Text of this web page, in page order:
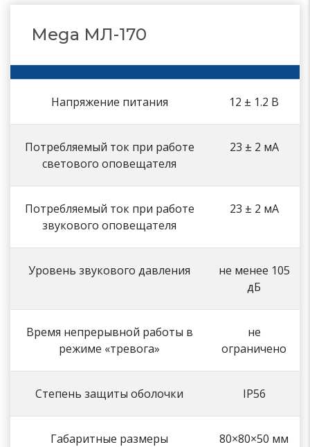
Mega МЛ-170
Напряжение питания 12 ± 1.2 В
Потребляемый ток при работе
светового оповещателя
23 ± 2 мА
Потребляемый ток при работе
звукового оповещателя
23 ± 2 мА
Уровень звукового давления
не менее 105
дБ
Время непрерывной работы в
режиме «тревога»
не
ограничено
Степень защиты оболочки IP56
Габаритные размеры 80×80×50 мм